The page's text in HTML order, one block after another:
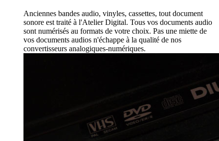
Anciennes bandes audio, vinyles, cassettes, tout document
sonore est traité à l'Atelier Digital. Tous vos documents audio
sont numérisés au formats de votre choix. Pas une miette de
vos documents audios n'échappe à la qualité de nos
convertisseurs analogiques-numériques.